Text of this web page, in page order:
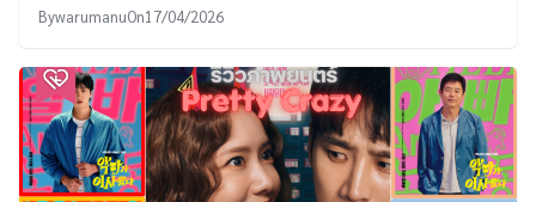
BywarumanuOn17/04/2026